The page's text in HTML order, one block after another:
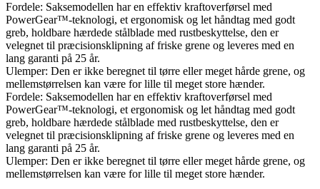
Fordele: Saksemodellen har en effektiv kraftoverførsel med
PowerGear™-teknologi, et ergonomisk og let håndtag med godt
greb, holdbare hærdede stålblade med rustbeskyttelse, den er
velegnet til præcisionsklipning af friske grene og leveres med en
lang garanti på 25 år.
Ulemper: Den er ikke beregnet til tørre eller meget hårde grene, og
mellemstørrelsen kan være for lille til meget store hænder.
Fordele: Saksemodellen har en effektiv kraftoverførsel med
PowerGear™-teknologi, et ergonomisk og let håndtag med godt
greb, holdbare hærdede stålblade med rustbeskyttelse, den er
velegnet til præcisionsklipning af friske grene og leveres med en
lang garanti på 25 år.
Ulemper: Den er ikke beregnet til tørre eller meget hårde grene, og
mellemstørrelsen kan være for lille til meget store hænder.